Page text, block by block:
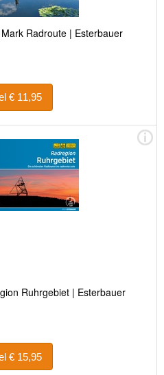
Radroute | Esterbauer
Bestel € 11,95
Ruhrgebiet | Esterbauer
Bestel € 15,95